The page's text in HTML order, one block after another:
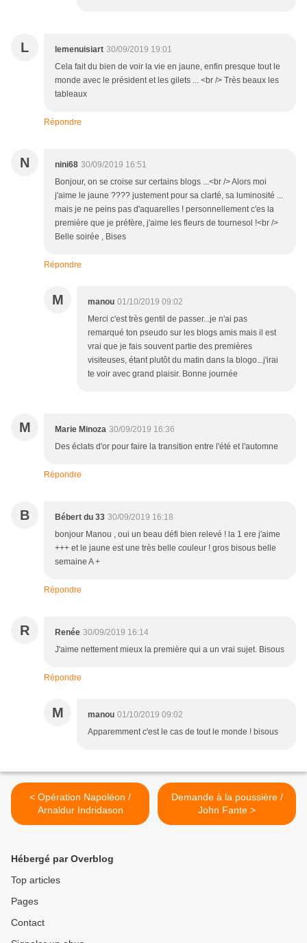
L lemenuisiart 30/09/2019 19:01
Cela fait du bien de voir la vie en jaune, enfin presque tout le
monde avec le président et les gilets ... <br /> Très beaux les
tableaux
Répondre
N nini68 30/09/2019 16:51
Bonjour, on se croise sur certains blogs ...<br /> Alors moi
j'aime le jaune ???? justement pour sa clarté, sa luminosité ...
mais je ne peins pas d'aquarelles ! personnellement c'es la
première que je préfère, j'aime les fleurs de tournesol !<br />
Belle soirée , Bises
Répondre
M manou 01/10/2019 09:02
Merci c'est très gentil de passer...je n'ai pas
remarqué ton pseudo sur les blogs amis mais il est
vrai que je fais souvent partie des premières
visiteuses, étant plutôt du matin dans la blogo...j'irai
te voir avec grand plaisir. Bonne journée
M Marie Minoza 30/09/2019 16:36
Des éclats d'or pour faire la transition entre l'été et l'automne
Répondre
B Bébert du 33 30/09/2019 16:18
bonjour Manou , oui un beau défi bien relevé ! la 1 ere j'aime
+++ et le jaune est une très belle couleur ! gros bisous belle
semaine A +
Répondre
R Renée 30/09/2019 16:14
J'aime nettement mieux la première qui a un vrai sujet. Bisous
Répondre
M manou 01/10/2019 09:02
Apparemment c'est le cas de tout le monde ! bisous
< Opération Napoléon /
Arnaldur Indridason
Demande à la poussière /
John Fante >
Hébergé par Overblog
Top articles
Pages
Contact